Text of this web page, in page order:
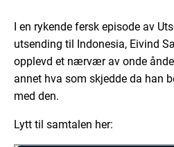
I en rykende fersk episode av
utsending til Indonesia, Eivind
opplevd et nærvær av onde
annet hva som skjedde da han
med den.
Lytt til samtalen her: